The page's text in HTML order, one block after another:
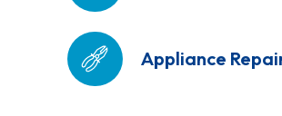
Appliance